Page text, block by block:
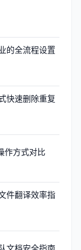
的全流程设置
快速删除重复
作方式对比
件翻译效率指
文档安全指南